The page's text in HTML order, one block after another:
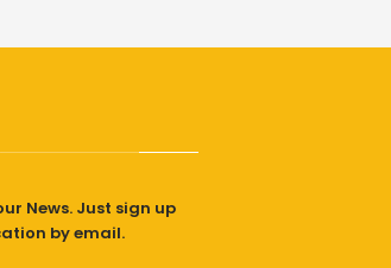
News. Just sign up
by email.